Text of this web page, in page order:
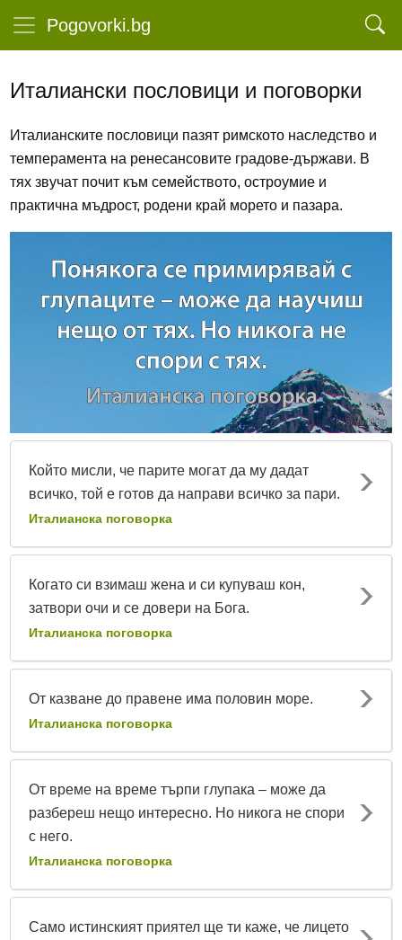
Pogovorki.bg
Италиански пословици и поговорки
Италианските пословици пазят римското наследство и
темперамента на ренесансовите градове‑държави. В
тях звучат почит към семейството, остроумие и
практична мъдрост, родени край морето и пазара.
Който мисли, че парите могат да му дадат
всичко, той е готов да направи всичко за пари.
Италианска поговорка
Когато си взимаш жена и си купуваш кон,
затвори очи и се довери на Бога.
Италианска поговорка
От казване до правене има половин море.
Италианска поговорка
От време на време търпи глупака – може да
разбереш нещо интересно. Но никога не спори
с него.
Италианска поговорка
Само истинският приятел ще ти каже, че лицето